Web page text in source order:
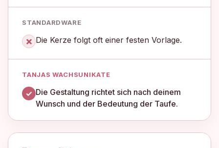
× Die Kerze folgt oft einer festen Vorlage.
✓ Die Gestaltung richtet sich nach deinem
Wunsch und der Bedeutung der Taufe.